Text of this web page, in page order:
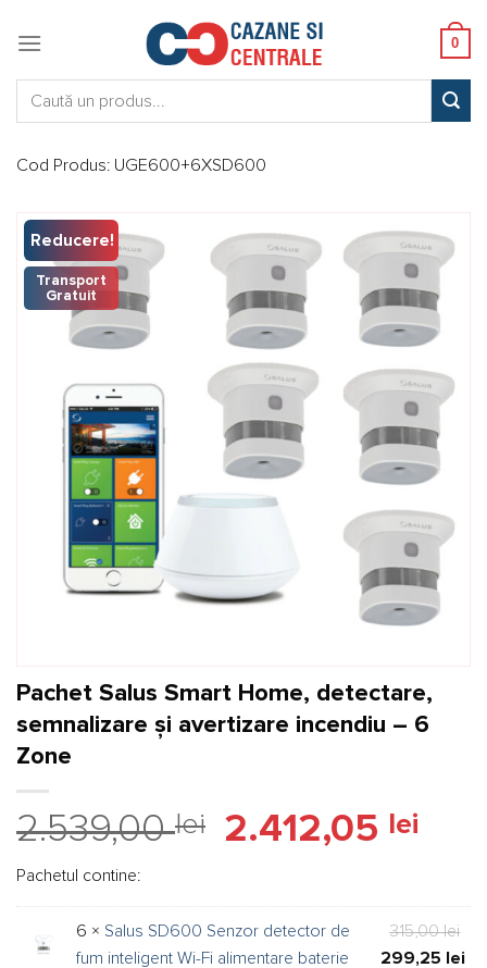
0
Cod Produs: UGE600+6XSD600
Reducere!
Transport
Gratuit
Pachet Salus Smart Home, detectare,
semnalizare și avertizare incendiu – 6
Zone
2.539,00lei
Prețul
inițial
fost:
2.539,00 lei.
2.412,05 lei
Pachetul contine:
6 × Salus SD600 Senzor detector de
fum inteligent Wi-Fi alimentare baterie
315,00lei
299,25 lei